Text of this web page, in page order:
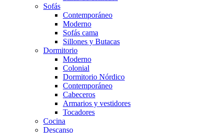
Sofás
Contemporáneo
Moderno
Sofás cama
Sillones y Butacas
Dormitorio
Moderno
Colonial
Dormitorio Nórdico
Contemporáneo
Cabeceros
Armarios y vestidores
Tocadores
Cocina
Descanso